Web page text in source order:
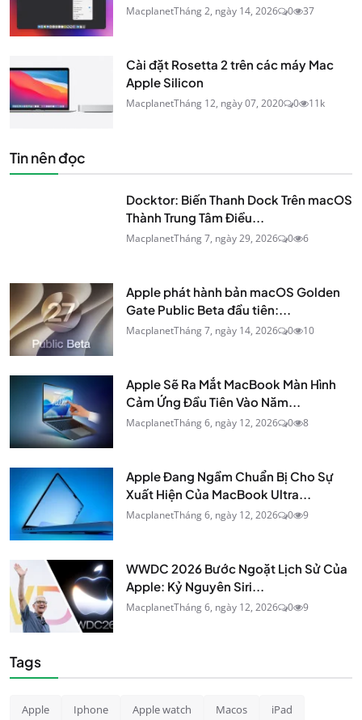
MacplanetTháng 2, ngày 14, 2026 0 37
Cài đặt Rosetta 2 trên các máy Mac
Apple Silicon
MacplanetTháng 12, ngày 07, 2020 0 11k
Tin nên đọc
Docktor: Biến Thanh Dock Trên macOS
Thành Trung Tâm Điều...
MacplanetTháng 7, ngày 29, 2026 0 6
Apple phát hành bản macOS Golden
Gate Public Beta đầu tiên:...
MacplanetTháng 7, ngày 14, 2026 0 10
Apple Sẽ Ra Mắt MacBook Màn Hình
Cảm Ứng Đầu Tiên Vào Năm...
MacplanetTháng 6, ngày 12, 2026 0 8
Apple Đang Ngầm Chuẩn Bị Cho Sự
Xuất Hiện Của MacBook Ultra...
MacplanetTháng 6, ngày 12, 2026 0 9
WWDC 2026 Bước Ngoặt Lịch Sử Của
Apple: Kỷ Nguyên Siri...
MacplanetTháng 6, ngày 12, 2026 0 9
Tags
Apple Iphone Apple watch Macos iPad